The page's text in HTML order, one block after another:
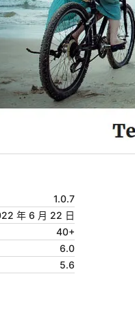
1.0.7
年 6 月 22 日
40+
6.0
5.6